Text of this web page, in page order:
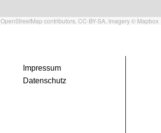
OpenStreetMap contributors, CC-BY-SA , Imagery © Mapbox
Impressum
Datenschutz